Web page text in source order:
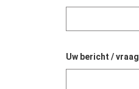
Uw bericht / vraag